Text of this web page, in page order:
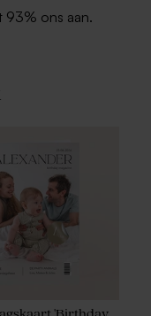
93% ons aan.